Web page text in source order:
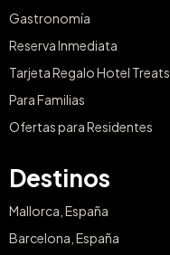
Gastronomía
Reserva Inmediata
Tarjeta Regalo Hotel Treats
Para Familias
Ofertas para Residentes
Destinos
Mallorca, España
Barcelona, España